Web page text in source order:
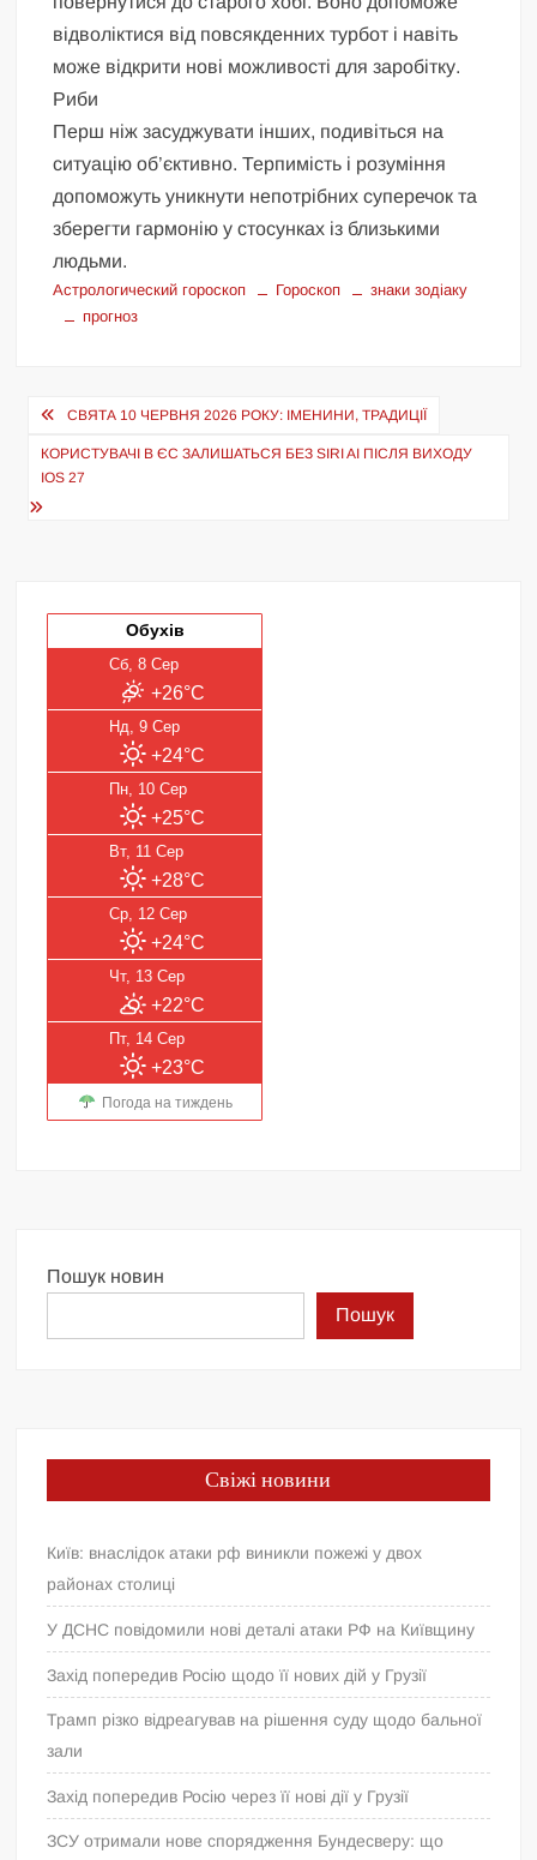
відволіктися від повсякденних турбот і навіть
може відкрити нові можливості для заробітку.
Риби
Перш ніж засуджувати інших, подивіться на
ситуацію об’єктивно. Терпимість і розуміння
допоможуть уникнути непотрібних суперечок та
зберегти гармонію у стосунках із близькими
людьми.
Астрологический гороскоп Гороскоп
знаки зодіаку
прогноз
Навігація
записів
СВЯТА 10 ЧЕРВНЯ 2026 РОКУ: ІМЕНИНИ, ТРАДИЦІЇ
КОРИСТУВАЧІ В ЄС ЗАЛИШАТЬСЯ БЕЗ SIRI AI ПІСЛЯ ВИХОДУ
IOS 27
Обухів
Сб, 8 Сер
+26°C
Нд, 9 Сер
+24°C
Пн, 10 Сер
+25°C
Вт, 11 Сер
+28°C
Ср, 12 Сер
+24°C
Чт, 13 Сер
+22°C
Пт, 14 Сер
+23°C
Погода на тиждень
Пошук новин
Пошук
Свіжі новини
Київ: внаслідок атаки рф виникли пожежі у двох
районах столиці
У ДСНС повідомили нові деталі атаки РФ на Київщину
Захід попередив Росію щодо її нових дій у Грузії
Трамп різко відреагував на рішення суду щодо бальної
зали
Захід попередив Росію через її нові дії у Грузії
ЗСУ отримали нове спорядження Бундесверу: що